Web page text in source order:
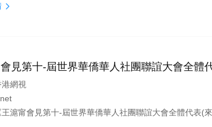

見第十-屆世界華僑華人社團聯誼大會全體
網視
王滬甯會見第十-屆世界華僑華人社團聯誼大會全體代表(來源 中央